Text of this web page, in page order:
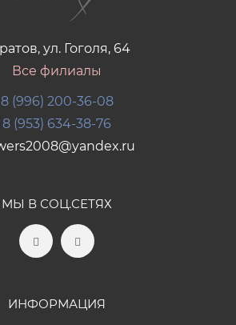
ул. Гоголя, 64
Все филиалы
8 (996) 200-36-08
8 (953) 634-38-76
МЫ В СОЦ.СЕТЯХ
ИНФОРМАЦИЯ